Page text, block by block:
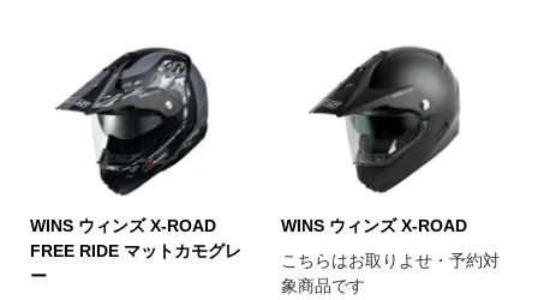
WINS ウィンズ X-ROAD
FREE RIDE マットカモグレ
ー
WINS ウィンズ X-ROAD
こちらはお取りよせ・予約対
象商品です